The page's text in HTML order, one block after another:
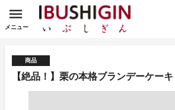
メニュー
商品
【絶品！】栗の本格ブランデーケー